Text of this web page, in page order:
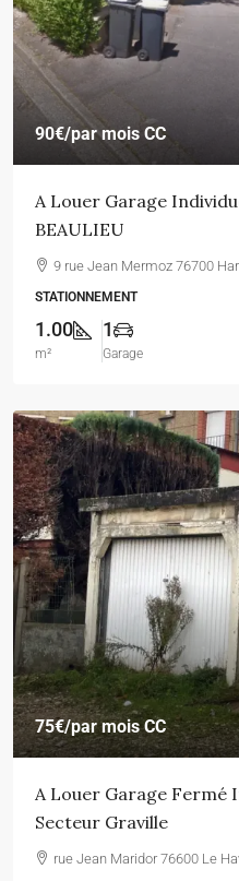
90€/par mois CC
A Louer Garage
BEAULIEU
9 rue Jean Mermoz 76700
STATIONNEMENT
1.00
m²
1
Garage
75€/par mois CC
A Louer Garage Fermé
Secteur Graville
rue Jean Maridor 76600 Le